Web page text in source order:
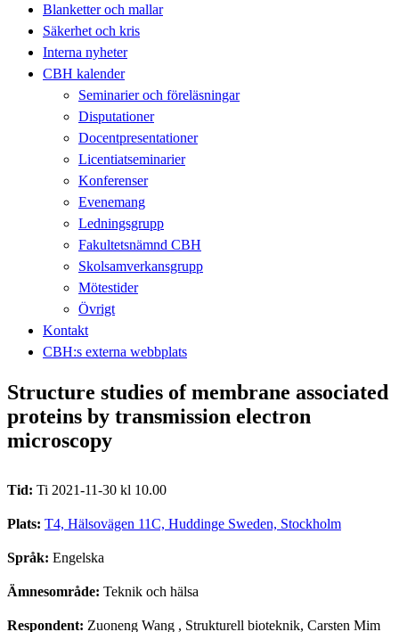
Blanketter och mallar
Säkerhet och kris
Interna nyheter
CBH kalender
Seminarier och föreläsningar
Disputationer
Docentpresentationer
Licentiatseminarier
Konferenser
Evenemang
Ledningsgrupp
Fakultetsnämnd CBH
Skolsamverkansgrupp
Mötestider
Övrigt
Kontakt
CBH:s externa webbplats
Structure studies of membrane associated
proteins by transmission electron
microscopy
Tid: Ti 2021-11-30 kl 10.00
Plats: T4, Hälsovägen 11C, Huddinge Sweden, Stockholm
Språk: Engelska
Ämnesområde: Teknik och hälsa
Respondent: Zuoneng Wang , Strukturell bioteknik, Carsten Mim